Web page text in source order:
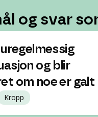
og svar
og blir
om noe er galt
Kropp